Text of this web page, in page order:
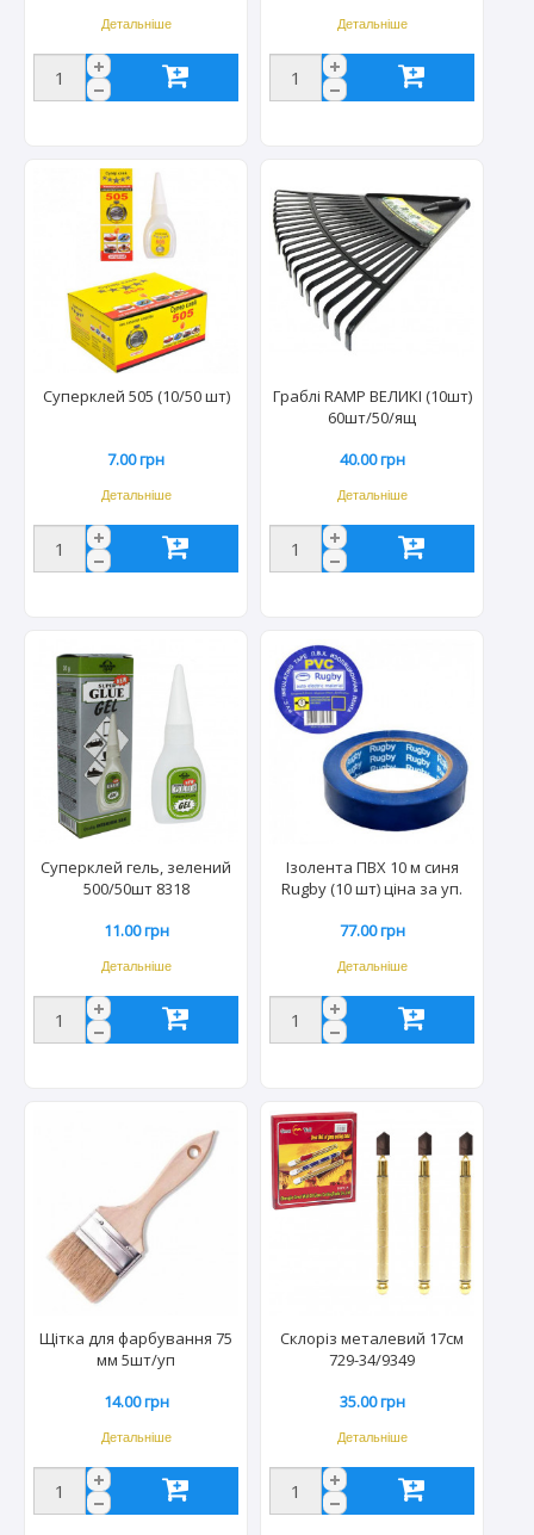
Детальніше Детальніше
Суперклей 505 (10/50 шт)
7.00 грн
Детальніше
Граблі RAMP ВЕЛИКІ (10шт)
60шт/50/ящ
40.00 грн
Детальніше
Суперклей гель, зелений
500/50шт 8318
11.00 грн
Детальніше
Ізолента ПВХ 10 м синя
Rugby (10 шт) ціна за уп.
77.00 грн
Детальніше
Щітка для фарбування 75
мм 5шт/уп
14.00 грн
Детальніше
Склоріз металевий 17см
729-34/9349
35.00 грн
Детальніше